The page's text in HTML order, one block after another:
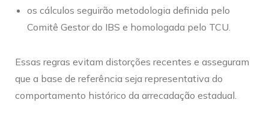
os cálculos seguirão metodologia definida pelo
Comitê Gestor do IBS e homologada pelo TCU.
Essas regras evitam distorções recentes e asseguram
que a base de referência seja representativa do
comportamento histórico da arrecadação estadual.